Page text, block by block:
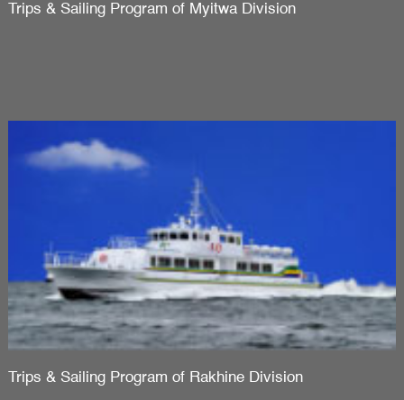
Trips & Sailing Program of Myitwa Division
Trips & Sailing Program of Rakhine Division